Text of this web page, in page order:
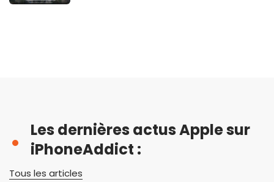
Les dernières actus Apple sur
iPhoneAddict :
Tous les articles